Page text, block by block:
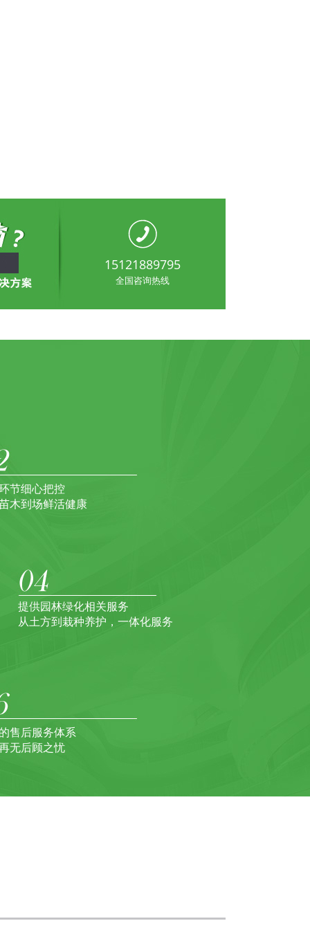
15121889795
全国咨询热线
节细心把控
木到场鲜活健康
提供园林绿化相关服务
从土方到栽种养护，一体化服务
售后服务体系
无后顾之忧